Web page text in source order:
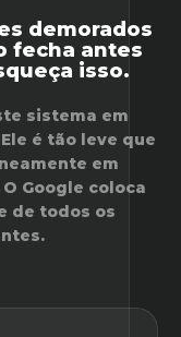
demorados
fecha antes
isso.
sistema em
é tão leve que
em
Google coloca
de todos os